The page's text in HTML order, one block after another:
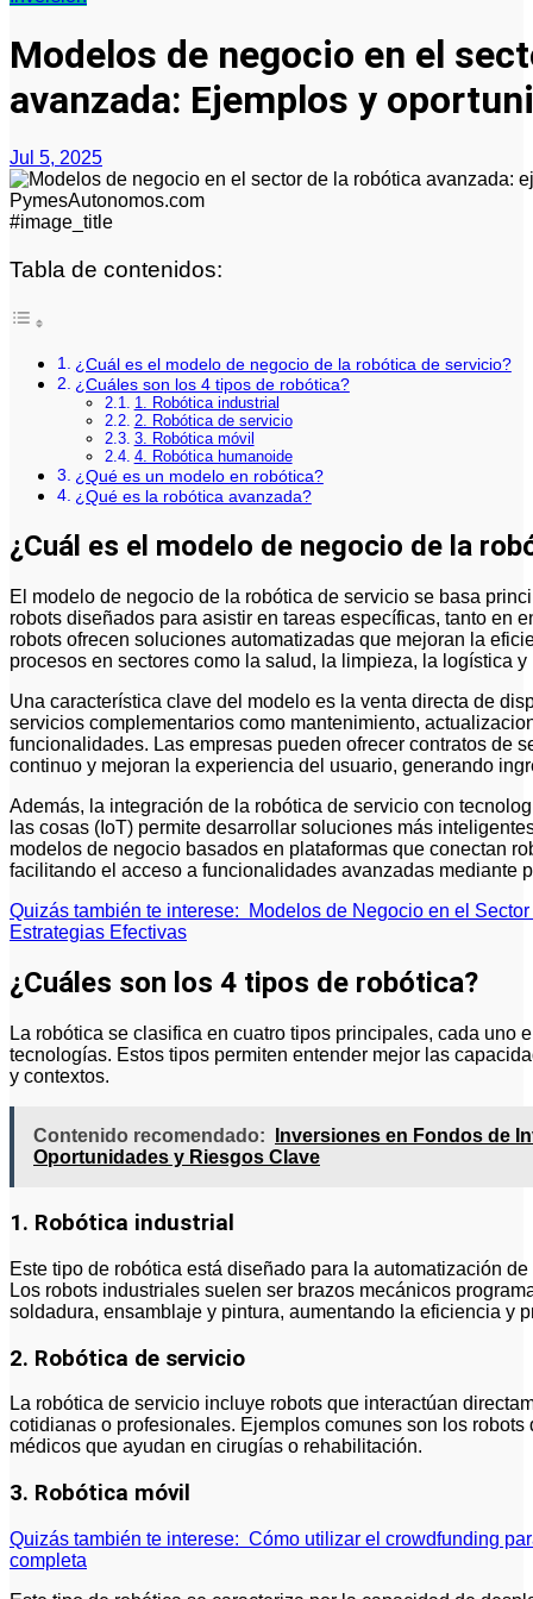
Modelos de negocio en el
avanzada: Ejemplos y
Jul 5, 2025
#image_title
Tabla de contenidos:
¿Cuál es el modelo de negocio de la robótica de servicio?
¿Cuáles son los 4 tipos de robótica?
1. Robótica industrial
2. Robótica de servicio
3. Robótica móvil
4. Robótica humanoide
¿Qué es un modelo en robótica?
¿Qué es la robótica avanzada?
¿Cuál es el modelo de negocio de la
El modelo de negocio de la robótica de servicio se basa principalmente en la creación y comercialización de
robots diseñados para asistir en tareas específicas, tanto en
robots ofrecen soluciones automatizadas que mejoran la
procesos en sectores como la salud, la limpieza, la logística
Una característica clave del modelo es la venta directa de
servicios complementarios como mantenimiento,
funcionalidades. Las empresas pueden ofrecer contratos de
continuo y mejoran la experiencia del usuario, generando
Además, la integración de la robótica de servicio con
las cosas (IoT) permite desarrollar soluciones más
modelos de negocio basados en plataformas que conectan
facilitando el acceso a funcionalidades avanzadas mediante
Quizás también te interese:
Modelos de Negocio en el
Estrategias Efectivas
¿Cuáles son los 4 tipos de robótica?
La robótica se clasifica en cuatro tipos principales, cada uno
tecnologías. Estos tipos permiten entender mejor las
y contextos.
Contenido recomendado:
Inversiones en Fondos de
Oportunidades y Riesgos Clave
1. Robótica industrial
Este tipo de robótica está diseñado para la automatización
Los robots industriales suelen ser brazos mecánicos
soldadura, ensamblaje y pintura, aumentando la eficiencia y
2. Robótica de servicio
La robótica de servicio incluye robots que interactúan
cotidianas o profesionales. Ejemplos comunes son los
médicos que ayudan en cirugías o rehabilitación.
3. Robótica móvil
Quizás también te interese: Cómo utilizar el crowdfunding
completa